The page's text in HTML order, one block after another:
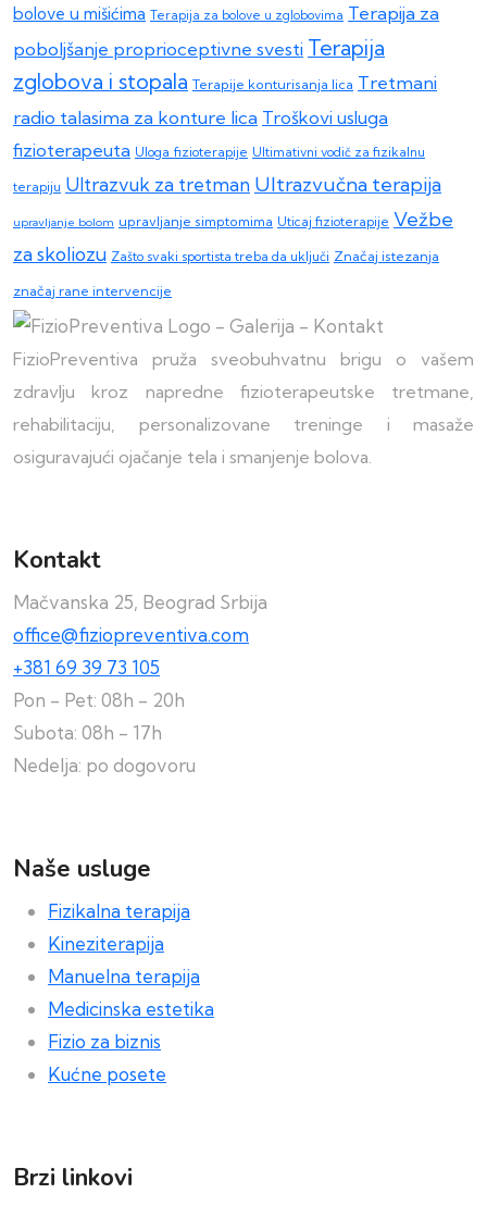
bolove u mišićima Terapija za bolove u zglobovima Terapija za
poboljšanje proprioceptivne svesti Terapija
zglobova i stopala Terapije konturisanja lica Tretmani
radio talasima za konture lica Troškovi usluga
fizioterapeuta Uloga fizioterapije Ultimativni vodič za fizikalnu
terapiju Ultrazvuk za tretman Ultrazvučna terapija
upravljanje bolom upravljanje simptomima Uticaj fizioterapije Vežbe
za skoliozu Zašto svaki sportista treba da uključi Značaj istezanja
značaj rane intervencije
FizioPreventiva pruža sveobuhvatnu brigu o vašem
zdravlju kroz napredne fizioterapeutske tretmane,
rehabilitaciju, personalizovane treninge i masaže
osiguravajući ojačanje tela i smanjenje bolova.
Kontakt
Mačvanska 25, Beograd Srbija
office@fiziopreventiva.com
+381 69 39 73 105
Pon - Pet: 08h - 20h
Subota: 08h - 17h
Nedelja: po dogovoru
Naše usluge
Fizikalna terapija
Kineziterapija
Manuelna terapija
Medicinska estetika
Fizio za biznis
Kućne posete
Brzi linkovi